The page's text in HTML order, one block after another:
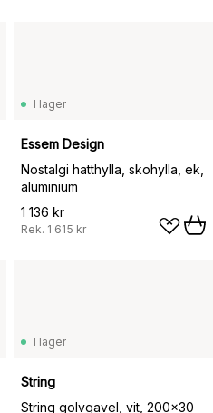
I lager
Essem Design
Nostalgi hatthylla, skohylla, ek,
aluminium
1 136 kr
Rek. 1 615 kr
I lager
String
String golvgavel, vit, 200x30